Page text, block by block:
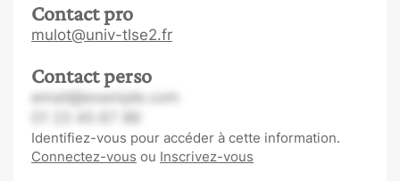
Contact pro
mulot@univ-tlse2.fr
Contact perso
email@example.com
Identifiez-vous pour accéder à cette information.
Connectez-vous ou Inscrivez-vous